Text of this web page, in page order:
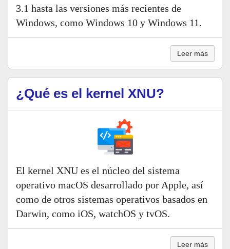
3.1 hasta las versiones más recientes de
Windows, como Windows 10 y Windows 11.
Leer más
¿Qué es el kernel XNU?
El kernel XNU es el núcleo del sistema
operativo macOS desarrollado por Apple, así
como de otros sistemas operativos basados en
Darwin, como iOS, watchOS y tvOS.
Leer más